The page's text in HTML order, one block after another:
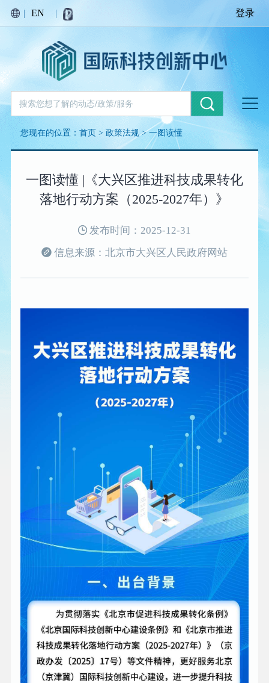
| EN | 登录
您现在的位置：首页 >政策法规>一图读懂
一图读懂 |《大兴区推进科技成果转化
落地行动方案（2025-2027年）》
发布时间：2025-12-31
信息来源：北京市大兴区人民政府网站